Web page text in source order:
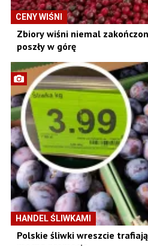
CENY WIŚNI
Zbiory wiśni niemal
poszły w górę
HANDEL ŚLIWKAMI
Polskie śliwki wreszcie